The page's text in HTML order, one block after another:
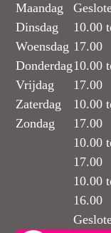
Maandag
Dinsdag
Woensdag
Donderdag
Vrijdag
Zaterdag
Zondag
10.00
17.00
10.00
17.00
10.00
17.00
10.00
17.00
10.00
16.00